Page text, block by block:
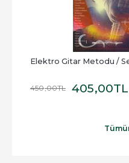
Elektro Gitar Metodu /
450,00TL 405,00TL